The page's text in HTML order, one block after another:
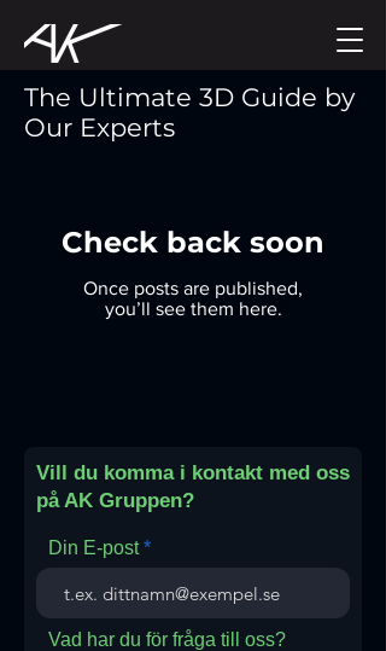
The Ultimate 3D Guide by
Our Experts
Check back soon
Once posts are published,
you’ll see them here.
Vill du komma i kontakt med oss
på AK Gruppen?
Din E-post
Vad har du för fråga till oss?